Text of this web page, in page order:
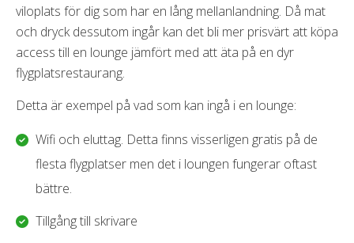
viloplats för dig som har en lång mellanlandning. Då mat
och dryck dessutom ingår kan det bli mer prisvärt att köpa
access till en lounge jämfört med att äta på en dyr
flygplatsrestaurang.
Detta är exempel på vad som kan ingå i en lounge:
Wifi och eluttag. Detta finns visserligen gratis på de
flesta flygplatser men det i loungen fungerar oftast
bättre.
Tillgång till skrivare